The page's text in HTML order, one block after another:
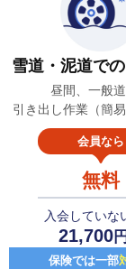
雪道・泥道で
昼間、一般
引き出し作業（簡易
会員なら
無料
入会していな
21,700
保険では一部